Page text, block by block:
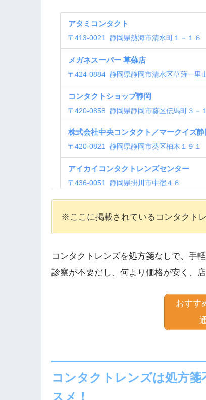
アタミコンタクト
〒 413-0021 静岡県熱海市清水町１－１６
メガネスーパー 草薙店
〒 424-0884 静岡県静岡市清水区草薙一里
コンタクトショップ静岡
〒 420-0858 静岡県静岡市葵区伝馬町３－
株式会社中央コンタクト／マークイズ
〒 420-0821 静岡県静岡市葵区柚木１９１
アイカイコンタクトレンズセンター
〒 436-0051 静岡県掛川市中宿４６
〒419-0124 静岡県田方郡函南町塚本87-5
〒420-0851 静岡県静岡市葵区黒金町４９
アイシティイオンモール浜松志都呂店
静岡県浜松市南区高塚町３７
〒412-0026 静岡県御殿場市東田中３丁目
※ここに掲載されているコンタクト
コンタクトレンズを処方箋なしで、手
診察が不要だし、何より価格が安く、
おすす
コンタクトレンズは処方
スメ！